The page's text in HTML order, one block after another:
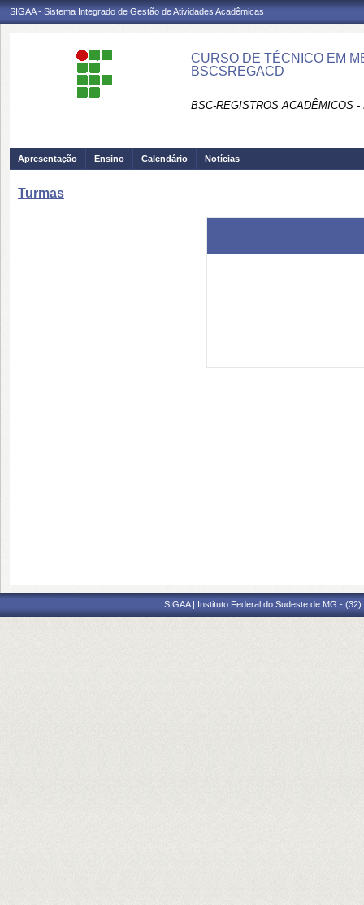
SIGAA - Sistema Integrado de Gestão de Atividades Acadêmicas
CURSO DE TÉCNICO EM
BSCSREGACD
BSC-REGISTROS ACADÊMICOS -
Apresentação Ensino Calendário Notícias
Turmas
SIGAA | Instituto Federal do Sudeste de MG -